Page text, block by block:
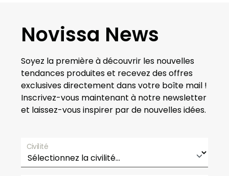
Novissa News
Soyez la première à découvrir les nouvelles
tendances produites et recevez des offres
exclusives directement dans votre boîte mail !
Inscrivez-vous maintenant à notre newsletter
et laissez-vous inspirer par de nouvelles idées.
Civilité